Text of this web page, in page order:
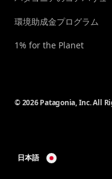
環境助成金プログラム
1% for the Planet
© 2026 Patagonia, Inc. All
日本語